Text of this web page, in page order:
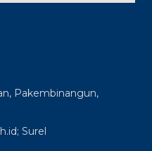
Pakembinangun,
Surel